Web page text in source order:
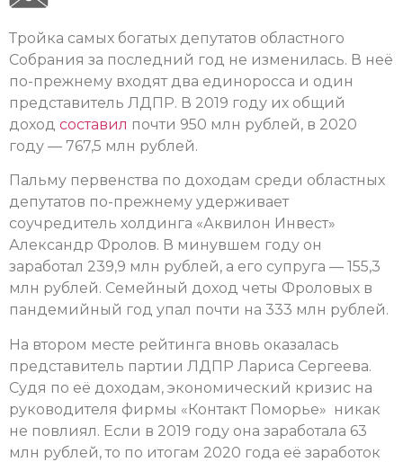
Тройка самых богатых депутатов областного
Собрания за последний год не изменилась. В неё
по-прежнему входят два единоросса и один
представитель ЛДПР. В 2019 году их общий
доход составил почти 950 млн рублей, в 2020
году — 767,5 млн рублей.
Пальму первенства по доходам среди областных
депутатов по-прежнему удерживает
соучредитель холдинга «Аквилон Инвест»
Александр Фролов. В минувшем году он
заработал 239,9 млн рублей, а его супруга — 155,3
млн рублей. Семейный доход четы Фроловых в
пандемийный год упал почти на 333 млн рублей.
На втором месте рейтинга вновь оказалась
представитель партии ЛДПР Лариса Сергеева.
Судя по её доходам, экономический кризис на
руководителя фирмы «Контакт Поморье» никак
не повлиял. Если в 2019 году она заработала 63
млн рублей, то по итогам 2020 года её заработок